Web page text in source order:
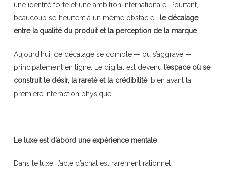
une identité forte et une ambition internationale. Pourtant,
beaucoup se heurtent à un même obstacle : le décalage
entre la qualité du produit et la perception de la marque.
Aujourd’hui, ce décalage se comble — ou s’aggrave —
principalement en ligne. Le digital est devenu l’espace où se
construit le désir, la rareté et la crédibilité, bien avant la
première interaction physique.
Le luxe est d’abord une expérience mentale
Dans le luxe, l’acte d’achat est rarement rationnel.